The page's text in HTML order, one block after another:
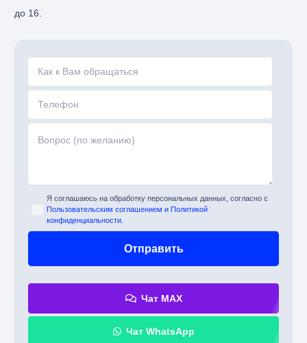
до 16.
Я соглашаюсь на обработку персональных данных, согласно с
Пользовательским соглашением и Политикой
конфиденциальности.
Чат MAX
Чат WhatsApp